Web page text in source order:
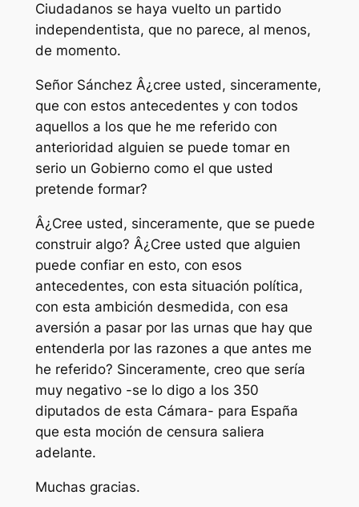
Ciudadanos se haya vuelto un partido
independentista, que no parece, al menos,
de momento.
Señor Sánchez Â¿cree usted, sinceramente,
que con estos antecedentes y con todos
aquellos a los que he me referido con
anterioridad alguien se puede tomar en
serio un Gobierno como el que usted
pretende formar?
Â¿Cree usted, sinceramente, que se puede
construir algo? Â¿Cree usted que alguien
puede confiar en esto, con esos
antecedentes, con esta situación política,
con esta ambición desmedida, con esa
aversión a pasar por las urnas que hay que
entenderla por las razones a que antes me
he referido? Sinceramente, creo que sería
muy negativo -se lo digo a los 350
diputados de esta Cámara- para España
que esta moción de censura saliera
adelante.
Muchas gracias.